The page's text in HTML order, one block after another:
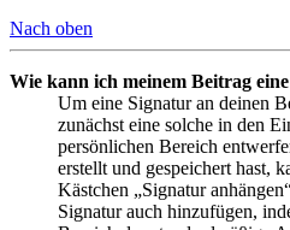
Nach oben
Wie kann ich meinem Beitrag
Um eine Signatur an deinen
zunächst eine solche in den
persönlichen Bereich
erstellt und gespeichert hast,
Kästchen „Signatur
Signatur auch hinzufügen,